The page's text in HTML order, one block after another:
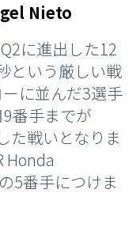
Nieto
に進出した12
という厳しい戦
に並んだ3選手
番手までが
た戦いとなりま
Honda
5番手につけま